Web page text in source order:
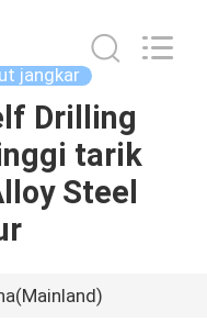
jangkar
Drilling
tarik
Steel